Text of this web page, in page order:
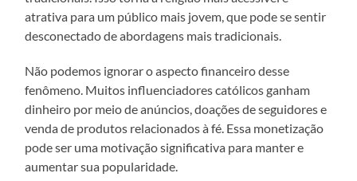
atrativa para um público mais jovem, que pode se sentir
desconectado de abordagens mais tradicionais.
Não podemos ignorar o aspecto financeiro desse
fenômeno. Muitos influenciadores católicos ganham
dinheiro por meio de anúncios, doações de seguidores e
venda de produtos relacionados à fé. Essa monetização
pode ser uma motivação significativa para manter e
aumentar sua popularidade.